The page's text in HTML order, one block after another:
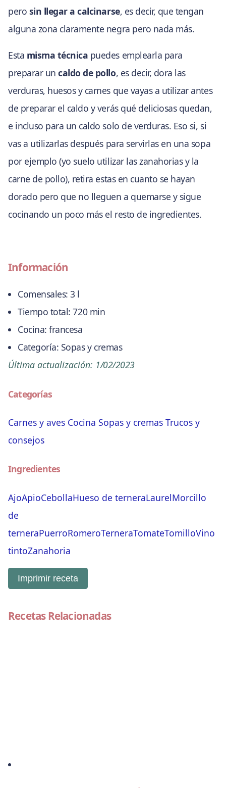
pero sin llegar a calcinarse, es decir, que tengan
alguna zona claramente negra pero nada más.
Esta misma técnica puedes emplearla para
preparar uncaldo de pollo, es decir, dora las
verduras, huesos y carnes que vayas a utilizar antes
de preparar el caldo y verás qué deliciosas quedan,
e incluso para un caldo solo de verduras. Eso si, si
vas a utilizarlas después para servirlas en una sopa
por ejemplo (yo suelo utilizar las zanahorias y la
carne de pollo), retira estas en cuanto se hayan
dorado pero que no lleguen a quemarse y sigue
cocinando un poco más el resto de ingredientes.
Información
Comensales: 3 l
Tiempo total: 720 min
Cocina: francesa
Categoría: Sopas y cremas
Última actualización: 1/02/2023
Categorías
Carnes y aves Cocina Sopas y cremas Trucos y
consejos
Ingredientes
AjoApioCebollaHueso de terneraLaurelMorcillo
de
terneraPuerroRomeroTerneraTomateTomilloVino
tintoZanahoria
Imprimir receta
Recetas Relacionadas